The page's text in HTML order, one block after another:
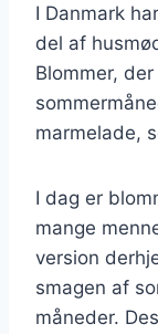
I Danmark
del af
Blommer,
marmelade,
I dag er
mange
version
smagen af
måneder.